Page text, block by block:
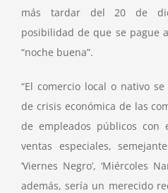
más tardar del 20 de
posibilidad de que se pague
“noche buena”.
“El comercio local o nativo
de crisis económica de las
de empleados públicos
ventas especiales,
‘Viernes Negro’, ‘Miércoles
además, sería un merecido